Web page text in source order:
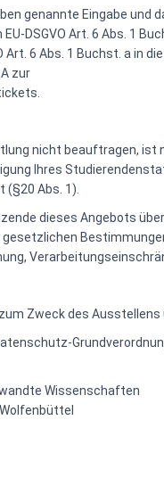
genannte Eingabe und
DSGVO Art. 6 Abs. 1
Art. 6 Abs. 1 Buchst. a
zur
nicht beauftragen,
Ihres
Abs. 1).
dieses Angebots
Zweck des
Wissenschaften